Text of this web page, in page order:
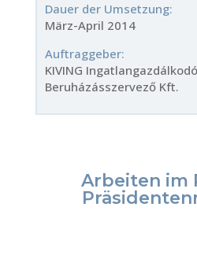
Dauer der Umsetzung:
März-April 2014
Auftraggeber:
KIVING
Beruházásszervező Kft.
Arbeiten im